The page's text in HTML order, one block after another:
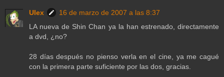
Ulex
16 de marzo de 2007 a las 8:37
LA nueva de Shin Chan ya la han estrenado, directamente
a dvd, ¿no?
28 días después no pienso verla en el cine, ya me cagué
con la primera parte suficiente por las dos, gracias.